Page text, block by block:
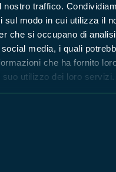
nostro traffico.
sul modo in cui utilizza il
che si occupano di
media, i quali
che ha fornito
suo utilizzo dei loro servizi.
Regionale RomaNatura -
Malafede
Regionale RomaNatura -
Mario
Regionale RomaNatura -